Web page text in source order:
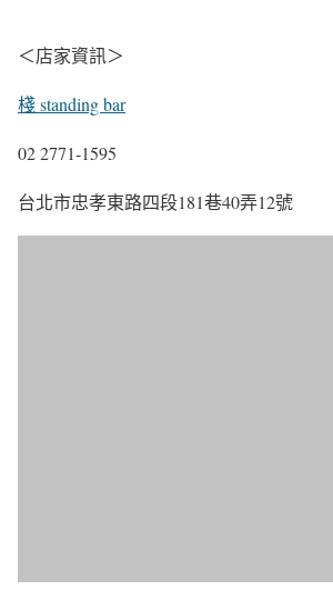
＜店家資訊＞
棧 standing bar
02 2771-1595
台北市忠孝東路四段181巷40弄12號